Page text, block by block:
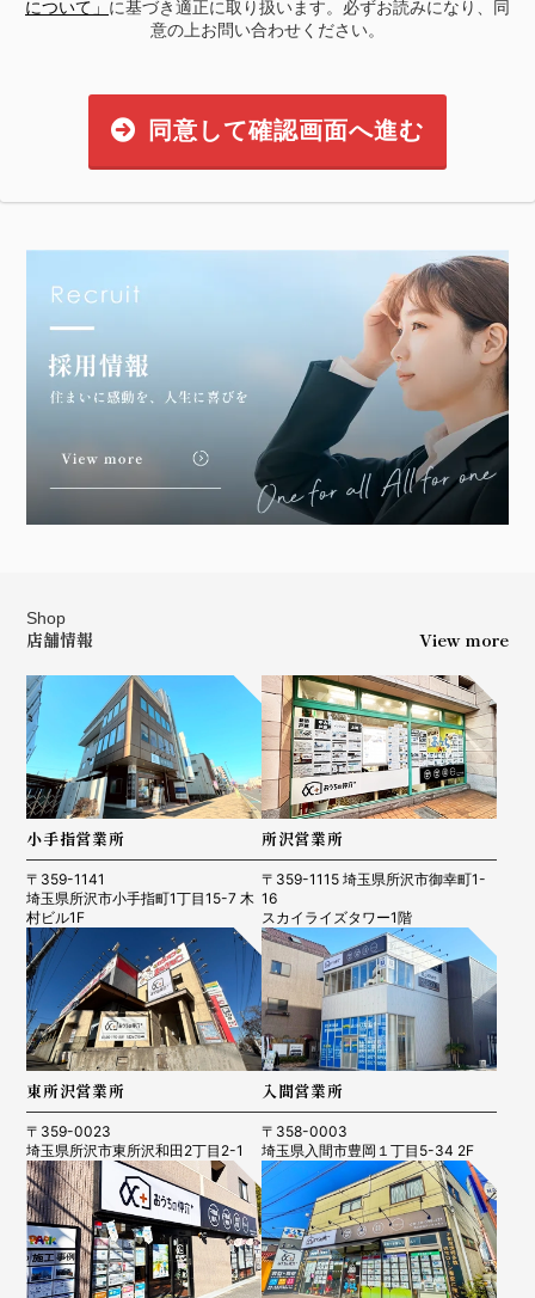
について」 に基づき適正に取り扱います。必ずお読みになり、同
意の上お問い合わせください。
同意して確認画面へ進む
Shop
店舗情報 View more
小手指営業所
〒359-1141
埼玉県所沢市小手指町1丁目15-7 木
村ビル1F
所沢営業所
〒359-1115 埼玉県所沢市御幸町1-
16
スカイライズタワー1階
東所沢営業所
〒359-0023
埼玉県所沢市東所沢和田2丁目2-1
入間営業所
〒358-0003
埼玉県入間市豊岡１丁目5-34 2F